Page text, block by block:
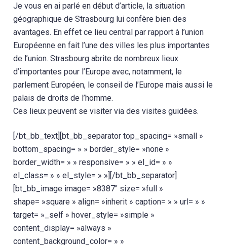
Je vous en ai parlé en début d’article, la situation
géographique de Strasbourg lui confère bien des
avantages. En effet ce lieu central par rapport à l’union
Européenne en fait l’une des villes les plus importantes
de l’union. Strasbourg abrite de nombreux lieux
d’importantes pour l’Europe avec, notamment, le
parlement Européen, le conseil de l’Europe mais aussi le
palais de droits de l’homme.
Ces lieux peuvent se visiter via des visites guidées.
[/bt_bb_text][bt_bb_separator top_spacing= »small »
bottom_spacing= » » border_style= »none »
border_width= » » responsive= » » el_id= » »
el_class= » » el_style= » »][/bt_bb_separator]
[bt_bb_image image= »8387″ size= »full »
shape= »square » align= »inherit » caption= » » url= » »
target= »_self » hover_style= »simple »
content_display= »always »
content_background_color= » »